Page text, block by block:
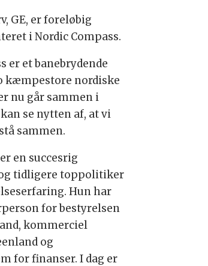
GE, er foreløbig
i Nordic Compass.
er et banebrydende
kæmpestore nordiske
nu går sammen i
se nytten af, at vi
sammen.
en succesrig
tidligere toppolitiker
Hun har
for bestyrelsen
kommerciel
og
for finanser. I dag er